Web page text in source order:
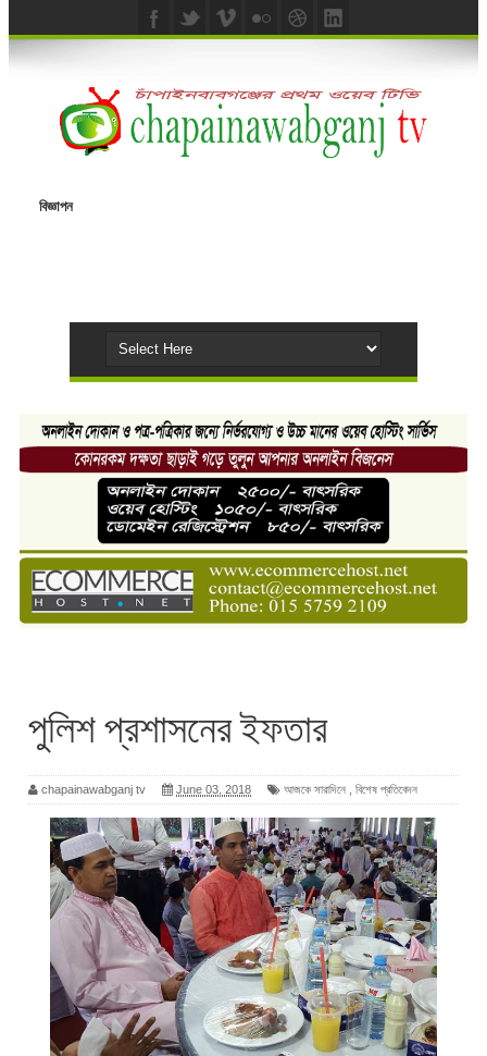
বিজ্ঞাপন
পুলিশ প্রশাসনের ইফতার
chapainawabganj tv June 03, 2018 আজকে সারাদিনে বিশেষ প্রতিবেদন